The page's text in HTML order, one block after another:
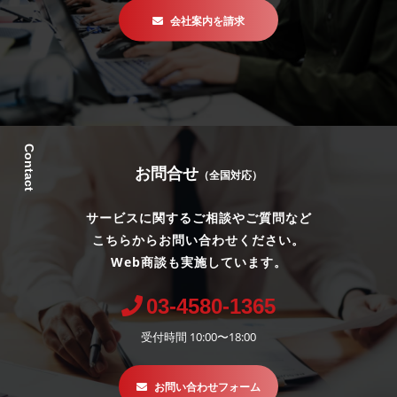
会社案内を請求
Contact お問合せ （全国対応）
サービスに関するご相談やご質問など
こちらからお問い合わせください。
Web商談も実施しています。
03-4580-1365
受付時間 10:00〜18:00
お問い合わせフォーム